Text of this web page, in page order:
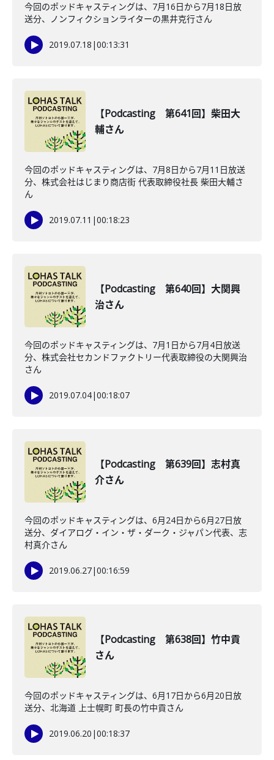
今回のポッドキャスティングは、7月16日から7月18日放
送分、ノンフィクションライターの黒井克行さん
2019.07.18 |00:13:31
【Podcasting 第641回】柴田大
輔さん
今回のポッドキャスティングは、7月8日から7月11日放送
分、株式会社はじまり商店街 代表取締役社長 柴田大輔さ
ん
2019.07.11 |00:18:23
【Podcasting 第640回】大関興
治さん
今回のポッドキャスティングは、7月1日から7月4日放送
分、株式会社セカンドファクトリー代表取締役の大関興治
さん
2019.07.04|00:18:07
【Podcasting 第639回】志村真
介さん
今回のポッドキャスティングは、6月24日から6月27日放
送分、ダイアログ・イン・ザ・ダーク・ジャパン代表、志
村真介さん
2019.06.27|00:16:59
【Podcasting 第638回】竹中貢
さん
今回のポッドキャスティングは、6月17日から6月20日放
送分、北海道 上士幌町 町長の竹中貢さん
2019.06.20 |00:18:37